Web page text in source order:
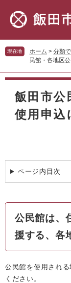
先
頭
す。
を
飛
し
現在地 ホーム > 分類
民館・各地区
本
飯田市公
使用申込
ページ内目次
公民館は、
援する、各
公民館を使用され
ください。